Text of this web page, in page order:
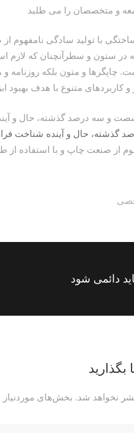
و متخصصان را می طلبد
با تولید سادگی نامفهوم
در ستون و سطرآنچنان که لازم
چاپگرها و متون بلکه
و کاربردهای متنوع با هدف بهبود
شصت و سه درصد گذشته، حال و
گذشته، حال و آینده شناخت
از صنعت چاپ و با استفاده از
دائمی شود
بگذارید
نخواهد شد. بخش‌های موردنیاز